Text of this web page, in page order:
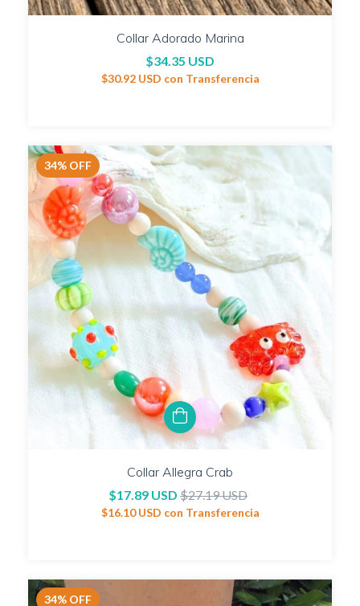
Collar Adorado Marina
$34.35 USD
$30.92 USD con Transferencia
34% OFF
Collar Allegra Crab
$17.89 USD $27.19 USD
$16.10 USD con Transferencia
34% OFF